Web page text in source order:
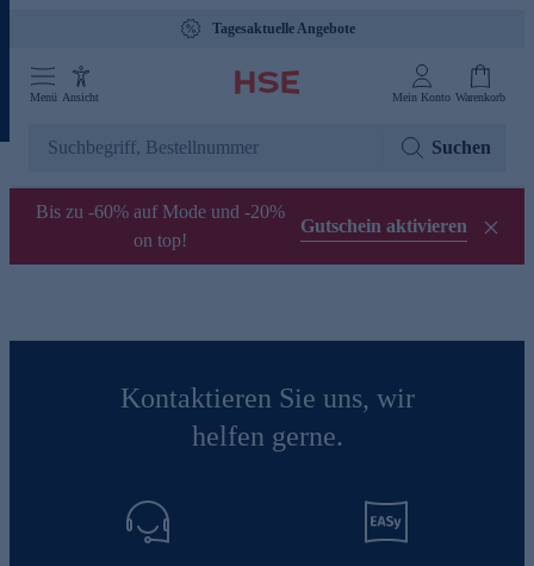
Tagesaktuelle Angebote
Menü Ansicht Mein Konto Warenkorb
Suchen
Bis zu -60% auf Mode und -20%
on top!
Gutschein aktivieren
Kontaktieren Sie uns, wir
helfen gerne.